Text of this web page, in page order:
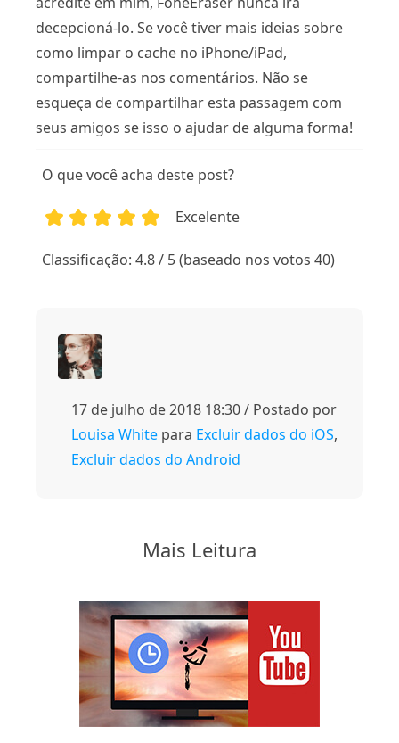
decepcioná-lo. Se você tiver mais ideias sobre
como limpar o cache no iPhone/iPad,
compartilhe-as nos comentários. Não se
esqueça de compartilhar esta passagem com
seus amigos se isso o ajudar de alguma forma!
O que você acha deste post?
Excelente
Classificação: 4.8 / 5 (baseado nos votos 40)
17 de julho de 2018 18:30 / Postado por
Louisa White para Excluir dados do iOS,
Excluir dados do Android
Mais Leitura